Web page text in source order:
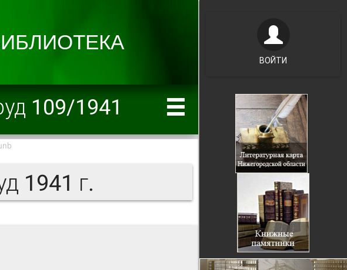
109/1941
1941 г.
ВОЙТИ